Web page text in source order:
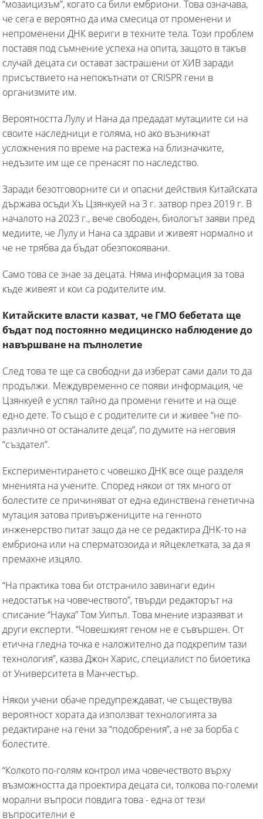
“мозаицизъм”, когато са били ембриони. Това означава,
че сега е вероятно да има смесица от променени и
непроменени ДНК вериги в техните тела. Този проблем
поставя под съмнение успеха на опита, защото в такъв
случай децата си остават застрашени от ХИВ заради
присъствието на непокътнати от CRISPR гени в
организмите им.
Вероятността Лулу и Нана да предадат мутациите си на
своите наследници е голяма, но ако възникнат
усложнения по време на растежа на близначките,
недъзите им ще се пренасят по наследство.
Заради безотговорните си и опасни действия Китайската
държава осъди Хъ Цзянкуей на 3 г. затвор през 2019 г. В
началото на 2023 г., вече свободен, биологът заяви пред
медиите, че Лулу и Нана са здрави и живеят нормално и
че не трябва да бъдат обезпокоявани.
Само това се знае за децата. Няма информация за това
къде живеят и кои са родителите им.
Китайските власти казват, че ГМО бебетата ще
бъдат под постоянно медицинско наблюдение до
навършване на пълнолетие
След това те ще са свободни да изберат сами дали то да
продължи. Междувременно се появи информация, че
Цзянкуей е успял тайно да промени гените и на още
едно дете. То също е с родителите си и живее “не по-
различно от останалите деца”, по думите на неговия
“създател”.
Експериментирането с човешко ДНК все още разделя
мненията на учените. Според някои от тях много от
болестите се причиняват от една единствена генетична
мутация затова привържениците на генното
инженерство питат защо да не се редактира ДНК-то на
ембриона или на сперматозоида и яйцеклетката, за да я
премахне изцяло.
“На практика това би отстранило завинаги един
недостатък на човечеството”, твърди редакторът на
списание “Наука” Том Уипъл. Това мнение изразяват и
други експерти. “Човешкият геном не е съвършен. От
етична гледна точка е наложително да подкрепим тази
технология”, казва Джон Харис, специалист по биоетика
от Университета в Манчестър.
Някои учени обаче предупреждават, че съществува
вероятност хората да използват технологията за
редактиране на гени за “подобрения”, а не за борба с
болестите.
“Колкото по-голям контрол има човечеството върху
възможността да проектира децата си, толкова по-големи
морални въпроси повдига това - една от тези
въпросителни е